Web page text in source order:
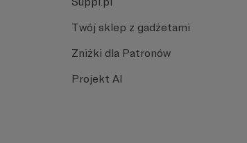
Twój sklep z gadżetami
Zniżki dla Patronów
Projekt AI